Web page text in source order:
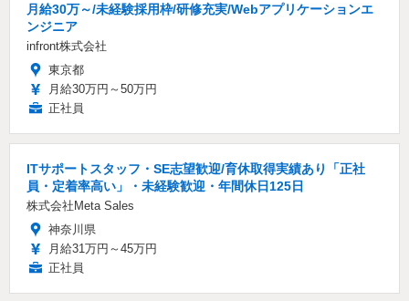
月給30万～/未経験採用枠/研修充実/Webアプリケーションエ
ンジニア
infront株式会社
東京都
月給30万円～50万円
正社員
ITサポートスタッフ・SE志望歓迎/育休取得実績あり「正社
員・定着率高い」・未経験歓迎・年間休日125日
株式会社Meta Sales
神奈川県
月給31万円～45万円
正社員